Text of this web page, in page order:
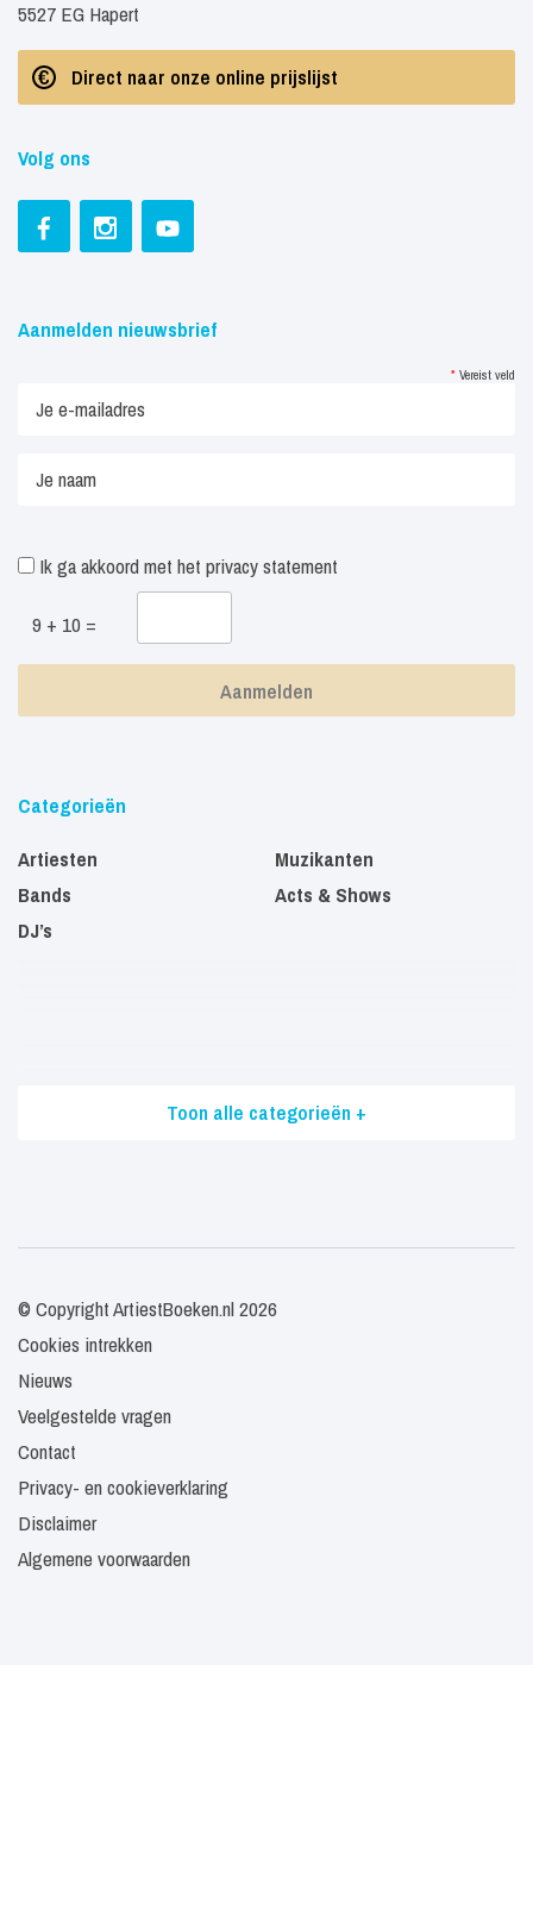
5527 EG Hapert
Direct naar onze online prijslijst
Volg ons
Aanmelden nieuwsbrief
* Vereist veld
Ik ga akkoord met het privacy statement
9 + 10 =
Categorieën
Artiesten
Bands
DJ’s
Muzikanten
Acts & Shows
Toon alle categorieën +
© Copyright ArtiestBoeken.nl 2026
Cookies intrekken
Nieuws
Veelgestelde vragen
Contact
Privacy- en cookieverklaring
Disclaimer
Algemene voorwaarden